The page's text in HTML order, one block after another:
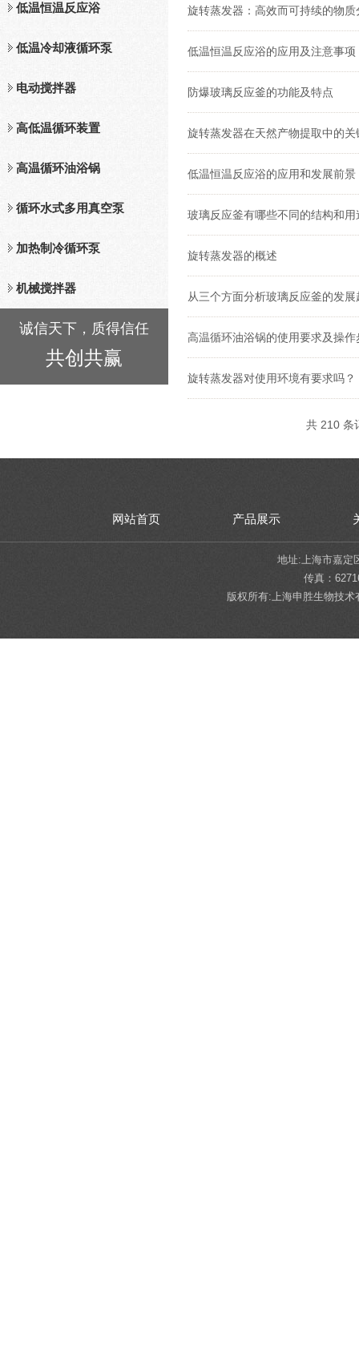
低温恒温反应浴
低温冷却液循环泵
电动搅拌器
高低温循环装置
高温循环油浴锅
循环水式多用真空泵
加热制冷循环泵
机械搅拌器
诚信天下，质得信任
共创共赢
旋转蒸发器：高效而可持续的物质
低温恒温反应浴的应用及注意事项
防爆玻璃反应釜的功能及特点
旋转蒸发器在天然产物提取中的关
低温恒温反应浴的应用和发展前景
玻璃反应釜有哪些不同的结构和用
旋转蒸发器的概述
从三个方面分析玻璃反应釜的发展
高温循环油浴锅的使用要求及操作
旋转蒸发器对使用环境有要求吗？
共 210
网站首页 产品展示
地址:上海市嘉定
传真：
版权所有:上海申胜生物技